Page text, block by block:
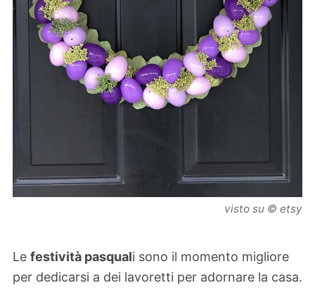
visto su © etsy
Le festività pasquali sono il momento migliore
per dedicarsi a dei lavoretti per adornare la casa.